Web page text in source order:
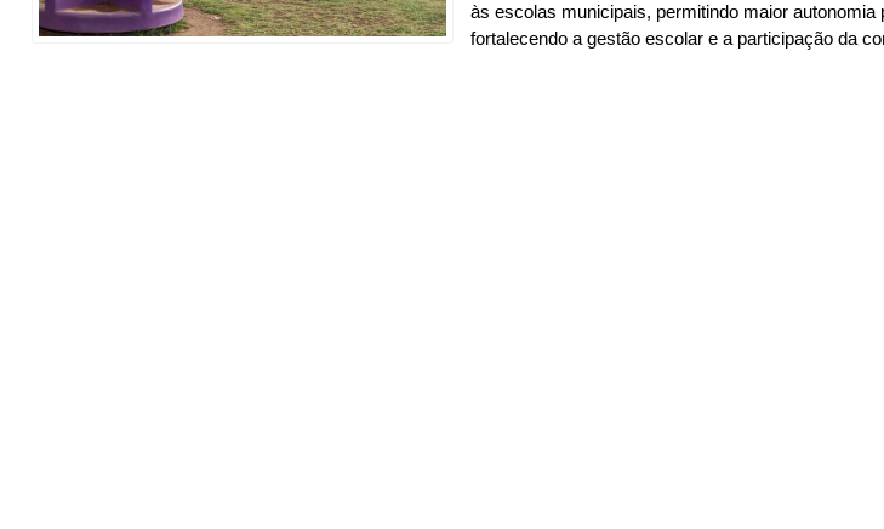
às escolas municipais, permitindo maior autonomia
fortalecendo a gestão escolar e a participação da